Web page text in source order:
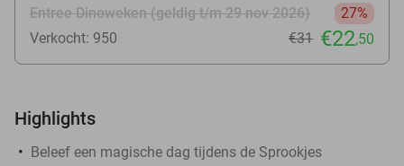
Entree Dinoweken (geldig t/m 29 nov 2026)
27%
Verkocht: 950
€31 €22,50
Highlights
Beleef een magische dag tijdens de Sprookjes